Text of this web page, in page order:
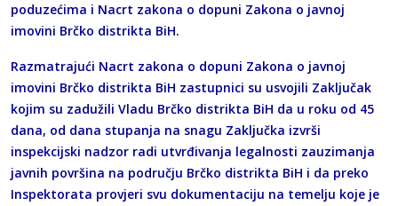
poduzećima i Nacrt zakona o dopuni Zakona o javnoj
imovini Brčko distrikta BiH.
Razmatrajući Nacrt zakona o dopuni Zakona o javnoj
imovini Brčko distrikta BiH zastupnici su usvojili Zaključak
kojim su zadužili Vladu Brčko distrikta BiH da u roku od 45
dana, od dana stupanja na snagu Zaključka izvrši
inspekcijski nadzor radi utvrđivanja legalnosti zauzimanja
javnih površina na području Brčko distrikta BiH i da preko
Inspektorata provjeri svu dokumentaciju na temelju koje je